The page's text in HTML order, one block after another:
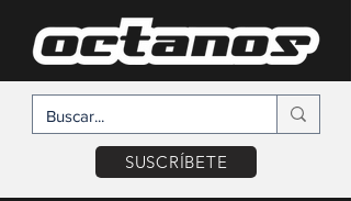
SUSCRÍBETE